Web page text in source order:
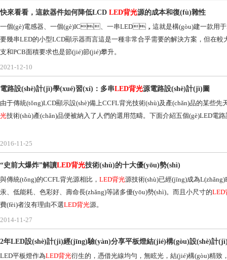
快來看看，這款器件如何降低LCD LED背光源的成本和復(fù)雜性
一個(gè)電感器、一個(gè)IC、一串LED，這就是構(gòu)建一款用于
要幾串LED的小型LCD顯示器而言這是一種非常合乎需要的解決方案，但在
支和PCB面積要求也是節(jié)節(jié)攀升。
2021-12-10
電路設(shè)計(jì)學(xué)習(xí)：多串LED背光源電路設(shè)計(jì)圖
由于傳統(tǒng)LCD顯示設(shè)備上CCFL背光技術(shù)及產(chǎn)品的某些先
光技術(shù)產(chǎn)品便被納入了人們的選用范疇。下面介紹五個(gè)LED電路
2016-11-25
“史前大爆炸”解讀LED背光技術(shù)的十大優(yōu)勢(shì)
與傳統(tǒng)的CCFL背光源相比， LED背光源技術(shù)已經(jīng)成為
汞、低能耗、色彩好、壽命長(zhǎng)等諸多優(yōu)勢(shì)。而且小尺寸的LED
費(fèi)者沒有理由不選LED背光源。
2014-11-27
2年LED設(shè)計(jì)經(jīng)驗(yàn)分享平板燈結(jié)構(gòu)設(shè)計
LED平板燈作為LED背光衍生的，憑借光線均勻，無眩光，結(jié)構